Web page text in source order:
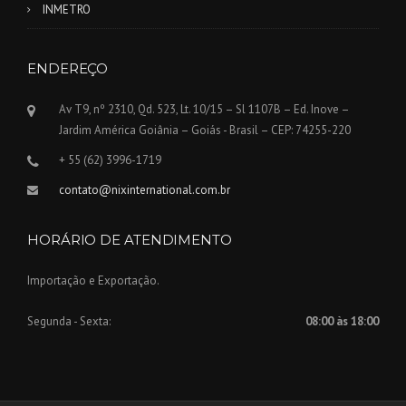
INMETRO
ENDEREÇO
Av T9, nº 2310, Qd. 523, Lt. 10/15 – Sl 1107B – Ed. Inove –
Jardim América Goiânia – Goiás - Brasil – CEP: 74255-220
+ 55 (62) 3996-1719
contato@nixinternational.com.br
HORÁRIO DE ATENDIMENTO
Importação e Exportação.
Segunda - Sexta: 08:00 às 18:00